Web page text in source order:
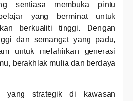
sentiasa membuka pintu
yang berminat untuk
berkualiti tinggi. Dengan
dan semangat yang padu,
untuk melahirkan generasi
berakhlak mulia dan berdaya
yang strategik di kawasan